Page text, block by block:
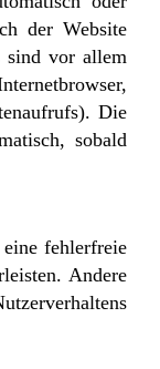
der Website
sind vor allem
Die
sobald
fehlerfreie
Andere